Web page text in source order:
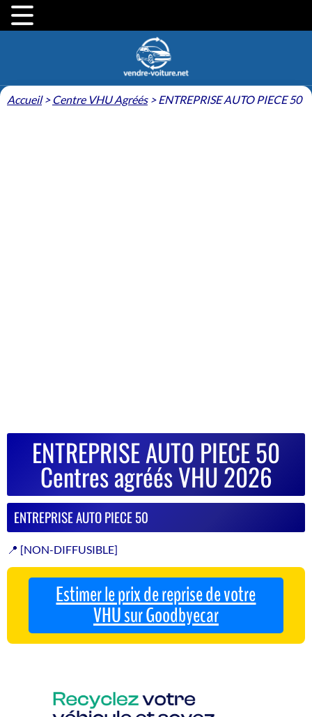
Accueil> Centre VHU Agréés> ENTREPRISE AUTO PIECE 50
ENTREPRISE AUTO PIECE 50
Centres agréés VHU 2026
ENTREPRISE AUTO PIECE 50
📍 [NON-DIFFUSIBLE]
Estimer le prix de reprise de votre
VHU sur Goodbyecar